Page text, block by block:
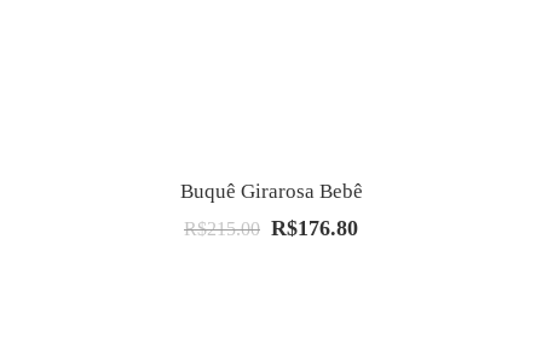
Buquê Girarosa Bebê
R$215.00 O
R$176.80O